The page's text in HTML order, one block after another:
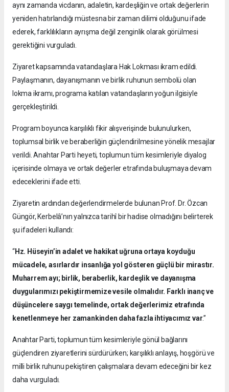
aynı zamanda vicdanın, adaletin, kardeşliğin ve ortak değerlerin
yeniden hatırlandığı müstesna bir zaman dilimi olduğunu ifade
ederek, farklılıkların ayrışma değil zenginlik olarak görülmesi
gerektiğini vurguladı.
Ziyaret kapsamında vatandaşlara Hak Lokması ikram edildi.
Paylaşmanın, dayanışmanın ve birlik ruhunun sembolü olan
lokma ikramı, programa katılan vatandaşların yoğun ilgisiyle
gerçekleştirildi.
Program boyunca karşılıklı fikir alışverişinde bulunulurken,
toplumsal birlik ve beraberliğin güçlendirilmesine yönelik mesajlar
verildi. Anahtar Parti heyeti, toplumun tüm kesimleriyle diyalog
içerisinde olmaya ve ortak değerler etrafında buluşmaya devam
edeceklerini ifade etti.
Ziyaretin ardından değerlendirmelerde bulunan Prof. Dr. Özcan
Güngör, Kerbelâ’nın yalnızca tarihî bir hadise olmadığını belirterek
şu ifadeleri kullandı:
“Hz. Hüseyin’in adalet ve hakikat uğruna ortaya koyduğu
mücadele, asırlardır insanlığa yol gösteren güçlü bir mirastır.
Muharrem ayı; birlik, beraberlik, kardeşlik ve dayanışma
duygularımızı pekiştirmemize vesile olmalıdır. Farklı inanç ve
düşüncelere saygı temelinde, ortak değerlerimiz etrafında
kenetlenmeye her zamankinden daha fazla ihtiyacımız var.”
Anahtar Parti, toplumun tüm kesimleriyle gönül bağlarını
güçlendiren ziyaretlerini sürdürürken; karşılıklı anlayış, hoşgörü ve
milli birlik ruhunu pekiştiren çalışmalara devam edeceğini bir kez
daha vurguladı.